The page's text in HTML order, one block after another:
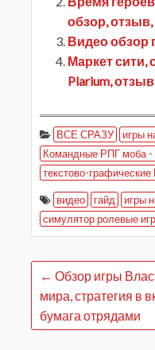
обзор, отзыв,
Видео обзор
Маркет сити,
Plarium,
ВСЕ СРАЗУ игры
Командные РПГ моба -
текстово-
видео гайд игры
симулятор ролевые
← Обзор игры
мира, стратегия в
бумага отрядами